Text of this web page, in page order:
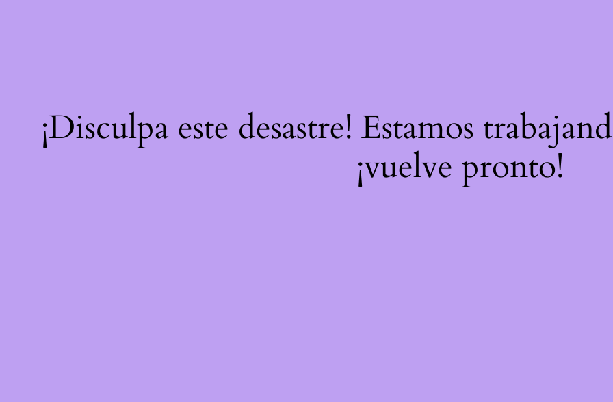
¡Disculpa este desastre! Estamos
¡vuelve pronto!